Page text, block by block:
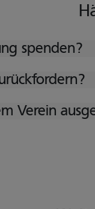
spenden?
Verein